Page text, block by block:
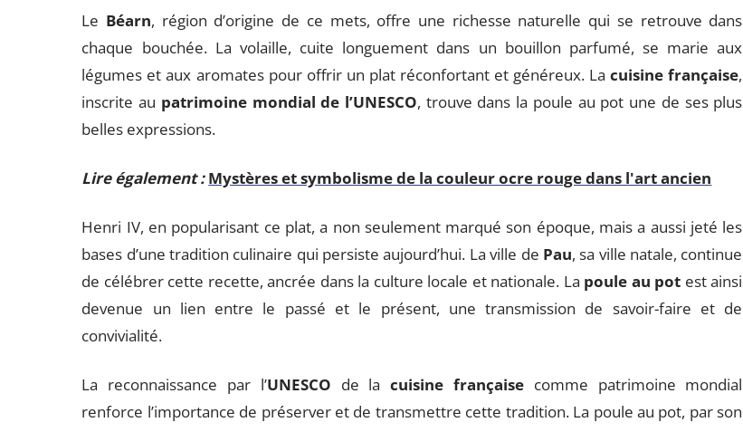
Le Béarn, région d’origine de ce mets, offre une richesse naturelle qui se retrouve dans
chaque bouchée. La volaille, cuite longuement dans un bouillon parfumé, se marie aux
légumes et aux aromates pour offrir un plat réconfortant et généreux. Lacuisine française,
inscrite au patrimoine mondial de l’UNESCO, trouve dans la poule au pot une de ses plus
belles expressions.
Lire également : Mystères et symbolisme de la couleur ocre rouge dans l'art ancien
Henri IV, en popularisant ce plat, a non seulement marqué son époque, mais a aussi jeté les
bases d’une tradition culinaire qui persiste aujourd’hui. La ville de Pau, sa ville natale, continue
de célébrer cette recette, ancrée dans la culture locale et nationale. La poule au pot est ainsi
devenue un lien entre le passé et le présent, une transmission de savoir-faire et de
convivialité.
La reconnaissance par l’UNESCO de lacuisine françaisecomme patrimoine mondial
renforce l’importance de préserver et de transmettre cette tradition. La poule au pot, par son